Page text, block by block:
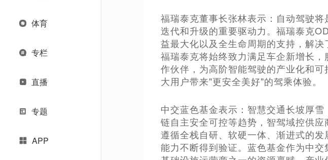
体育
专栏
直播
专题
APP
福瑞泰克董事长张林表示：自动驾驶
迭代和升级的重要驱动力。福瑞泰克
益最大化以及全生命周期的支持，解
福瑞泰克将始终致力满足车企新增长
作伙伴，为高阶智能驾驶的产业化和
大用户带来"更安全美好"的驾乘体验。
中交蓝色基金表示：智慧交通长坡厚
链自主安全可控等趋势，智驾域控供
遵循全栈自研、软硬一体、渐进式的
能力不断得到验证。蓝色基金作为中